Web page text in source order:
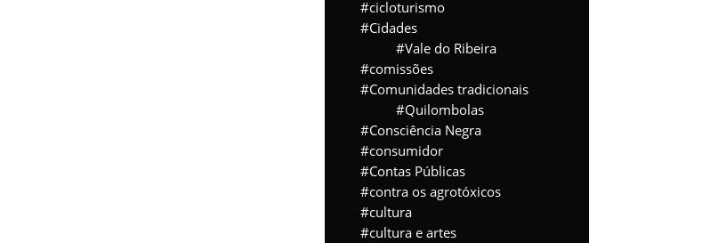
cicloturismo
Cidades
Vale do Ribeira
comissões
Comunidades tradicionais
Quilombolas
Consciência Negra
consumidor
Contas Públicas
contra os agrotóxicos
cultura
cultura e artes